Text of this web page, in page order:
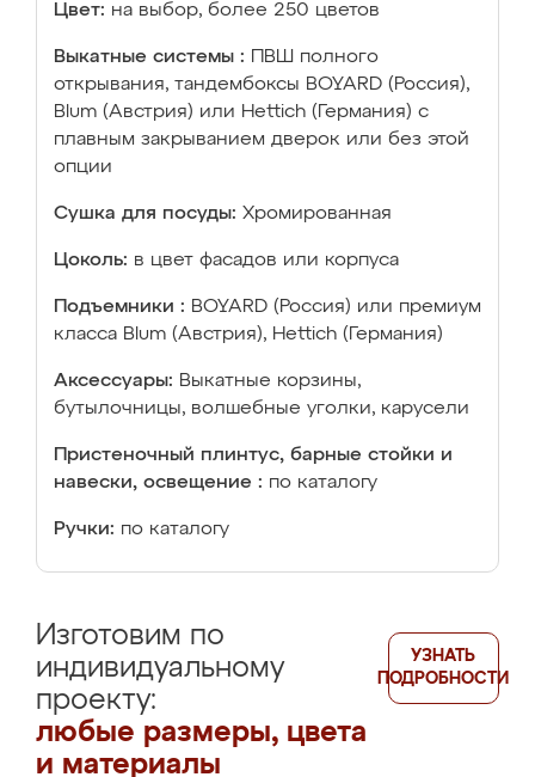
Цвет: на выбор, более 250 цветов
Выкатные системы :
ПВШ полного
открывания, тандембоксы BOYARD (Россия),
Blum (Австрия) или Hettich (Германия) с
плавным закрыванием дверок или без этой
опции
Сушка для посуды: Хромированная
Цоколь: в цвет фасадов или корпуса
Подъемники : BOYARD (Россия) или премиум
класса Blum (Австрия), Hettich (Германия)
Аксессуары: Выкатные корзины,
бутылочницы, волшебные уголки, карусели
Пристеночный плинтус, барные стойки и
навески, освещение : по каталогу
Ручки: по каталогу
Изготовим по
индивидуальному
проекту:
любые размеры, цвета
и материалы
УЗНАТЬ
ПОДРОБНОСТИ